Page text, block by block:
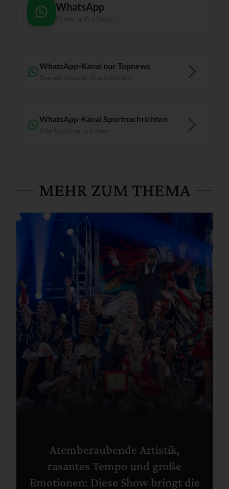
WhatsApp
WhatsApp-Kanal nur Topnews
WhatsApp-Kanal Sportnachrichten
MEHR ZUM THEMA
Atemberaubende Artistik,
rasantes Tempo und große
Emotionen: Diese Show bringt die